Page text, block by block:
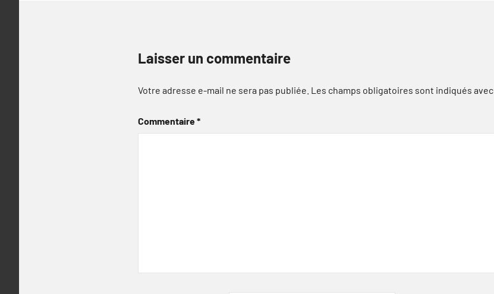
Laisser un commentaire
Votre adresse e-mail ne sera pas publiée. Les champs obligatoires sont indiqués avec
Commentaire*